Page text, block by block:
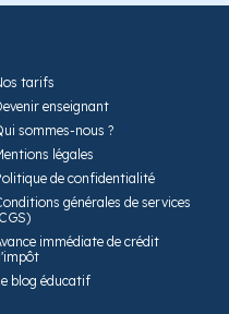
tarifs
enseignant
sommes-nous ?
légales
de confidentialité
générales de services
immédiate de crédit
blog éducatif